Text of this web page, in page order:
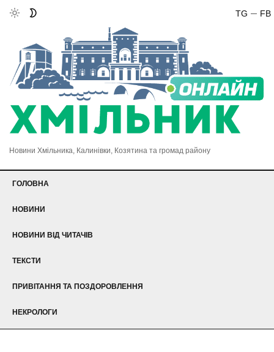
FB
TG
Новини Хмільника, Калинівки, Козятина та громад району
ГОЛОВНА
НОВИНИ
НОВИНИ ВІД ЧИТАЧІВ
ТЕКСТИ
ПРИВІТАННЯ ТА ПОЗДОРОВЛЕННЯ
НЕКРОЛОГИ